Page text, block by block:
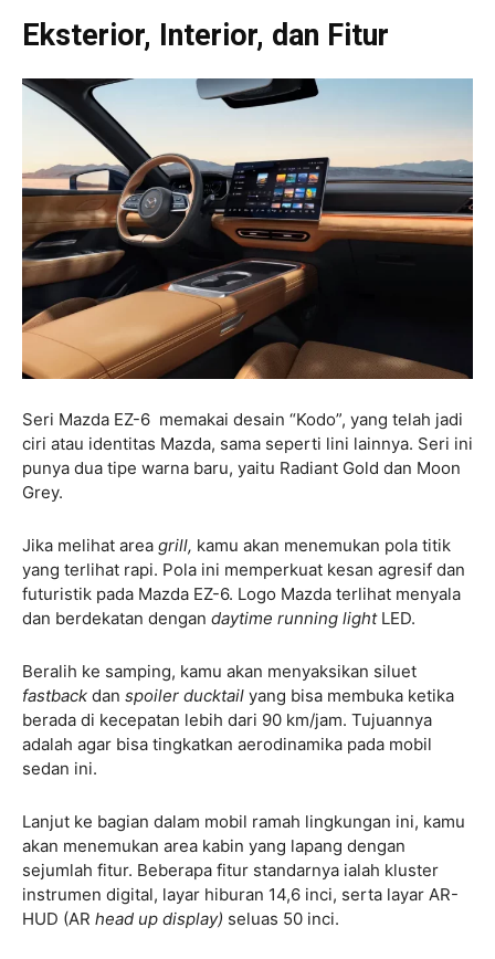
Eksterior, Interior, dan Fitur
Seri Mazda EZ-6 memakai desain “Kodo”, yang telah jadi
ciri atau identitas Mazda, sama seperti lini lainnya. Seri ini
punya dua tipe warna baru, yaitu Radiant Gold dan Moon
Grey.
Jika melihat area grill, kamu akan menemukan pola titik
yang terlihat rapi. Pola ini memperkuat kesan agresif dan
futuristik pada Mazda EZ-6. Logo Mazda terlihat menyala
dan berdekatan dengan daytime running light LED.
Beralih ke samping, kamu akan menyaksikan siluet
fastback dan spoiler ducktail yang bisa membuka ketika
berada di kecepatan lebih dari 90 km/jam. Tujuannya
adalah agar bisa tingkatkan aerodinamika pada mobil
sedan ini.
Lanjut ke bagian dalam mobil ramah lingkungan ini, kamu
akan menemukan area kabin yang lapang dengan
sejumlah fitur. Beberapa fitur standarnya ialah kluster
instrumen digital, layar hiburan 14,6 inci, serta layar AR-
HUD (AR head up display) seluas 50 inci.